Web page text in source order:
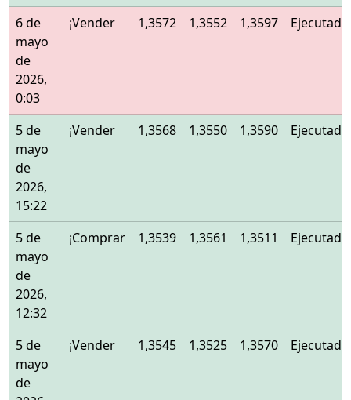
6 de
mayo
de
2026,
0:03
¡Vender 1,3572 1,3552 1,3597 Ejecutado
5 de
mayo
de
2026,
15:22
¡Vender 1,3568 1,3550 1,3590 Ejecutado
5 de
mayo
de
2026,
12:32
¡Comprar 1,3539 1,3561 1,3511 Ejecutado
5 de
mayo
de
¡Vender 1,3545 1,3525 1,3570 Ejecutado